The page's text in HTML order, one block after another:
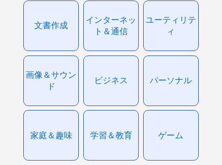
文書作成
インターネッ
ト＆通信
ユーティリテ
ィ
画像＆サウン
ド
ビジネス パーソナル
家庭＆趣味 学習＆教育 ゲーム